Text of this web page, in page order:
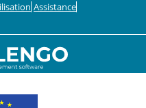
Assistance